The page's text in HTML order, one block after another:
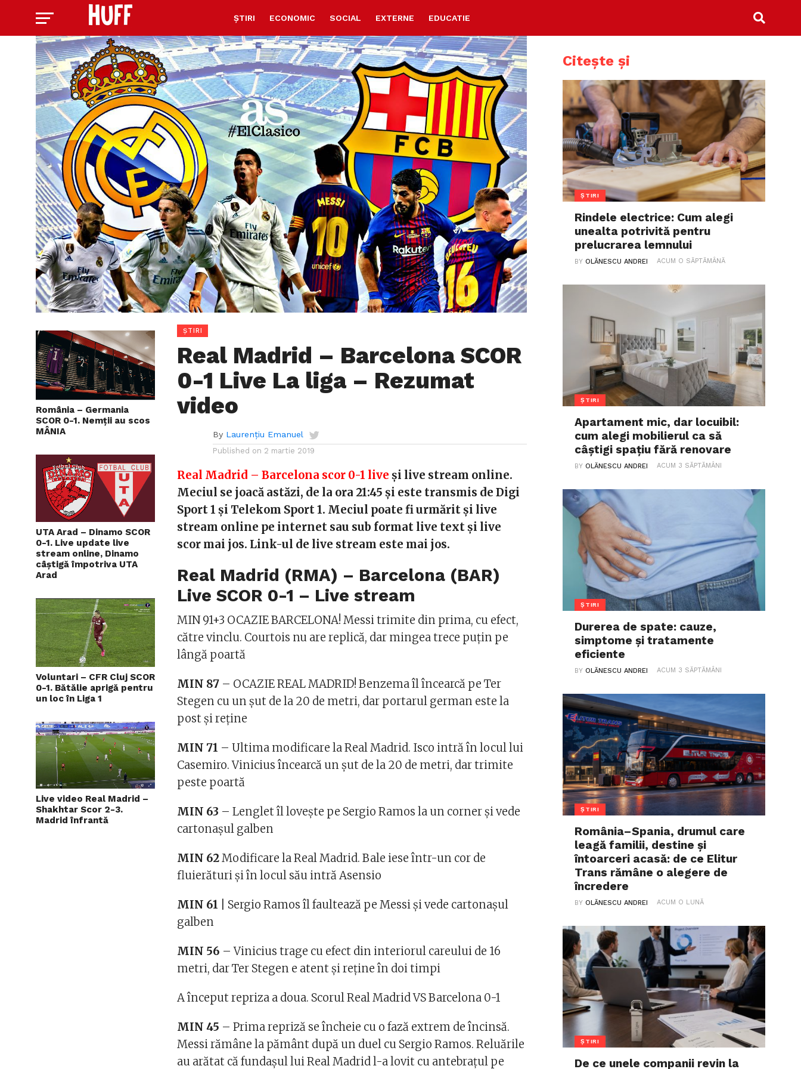
ȘTIRI ECONOMIC SOCIAL EXTERNE EDUCATIE
România – Germania
SCOR 0-1. Nemții au scos
MÂNIA
UTA Arad – Dinamo SCOR
0-1. Live update live
stream online, Dinamo
câștigă împotriva UTA
Arad
Voluntari – CFR Cluj SCOR
0-1. Bătălie aprigă pentru
un loc în Liga 1
Live video Real Madrid –
Shakhtar Scor 2-3.
Madrid înfrantă
ȘTIRI
Real Madrid – Barcelona SCOR
0-1 Live La liga – Rezumat
video
By Laurențiu Emanuel
Published on 2 martie 2019
Real Madrid – Barcelona scor 0-1 live și live stream online.
Meciul se joacă astăzi, de la ora 21:45 și este transmis de Digi
Sport 1 și Telekom Sport 1. Meciul poate fi urmărit și live
stream online pe internet sau sub format live text și live
scor mai jos. Link-ul de live stream este mai jos.
Real Madrid (RMA) – Barcelona (BAR)
Live SCOR 0-1 – Live stream
MIN 91+3 OCAZIE BARCELONA! Messi trimite din prima, cu efect,
către vinclu. Courtois nu are replică, dar mingea trece puțin pe
lângă poartă
MIN 87 – OCAZIE REAL MADRID! Benzema îl încearcă pe Ter
Stegen cu un șut de la 20 de metri, dar portarul german este la
post și reține
MIN 71 – Ultima modificare la Real Madrid. Isco intră în locul lui
Casemiro. Vinicius încearcă un șut de la 20 de metri, dar trimite
peste poartă
MIN 63 – Lenglet îl lovește pe Sergio Ramos la un corner și vede
cartonașul galben
MIN 62 Modificare la Real Madrid. Bale iese într-un cor de
fluierături și în locul său intră Asensio
MIN 61
| Sergio Ramos îl faultează pe Messi și vede cartonașul
galben
MIN 56 – Vinicius trage cu efect din interiorul careului de 16
metri, dar Ter Stegen e atent și reține în doi timpi
A început repriza a doua. Scorul Real Madrid VS Barcelona 0-1
MIN 45 – Prima repriză se încheie cu o fază extrem de încinsă.
Messi rămâne la pământ după un duel cu Sergio Ramos. Reluările
au arătat că fundașul lui Real Madrid l-a lovit cu antebrațul pe
Citește și
ȘTIRI
Rindele electrice: Cum alegi
unealta potrivită pentru
prelucrarea lemnului
BYOLĂNESCU ANDREI ACUM O SĂPTĂMÂNĂ
ȘTIRI
Apartament mic, dar locuibil:
cum alegi mobilierul ca să
câștigi spațiu fără renovare
BYOLĂNESCU ANDREI ACUM 3 SĂPTĂMÂNI
ȘTIRI
Durerea de spate: cauze,
simptome și tratamente
eficiente
BYOLĂNESCU ANDREI ACUM 3 SĂPTĂMÂNI
ȘTIRI
România–Spania, drumul care
leagă familii, destine și
întoarceri acasă: de ce Elitur
Trans rămâne o alegere de
încredere
BYOLĂNESCU ANDREI ACUM O LUNĂ
ȘTIRI
De ce unele companii revin la